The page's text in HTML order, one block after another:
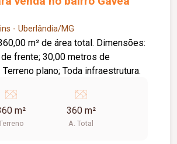
- Uberlândia/MG
m² de área total. Dimensões:
frente; 30,00 metros de
profundidade; Terreno plano; Toda infraestrutura.
m² 360 m²
A. Total